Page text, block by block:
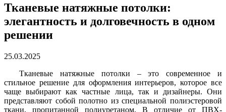
Тканевые натяжные потолки:
элегантность и долговечность в одном
решении
25.03.2025
Тканевые натяжные потолки – это современное и
стильное решение для оформления интерьеров, которое все
чаще выбирают как частные лица, так и дизайнеры. Они
представляют собой полотно из специальной полиэстеровой
ткани, пропитанной полиуретаном. В отличие от ПВХ-